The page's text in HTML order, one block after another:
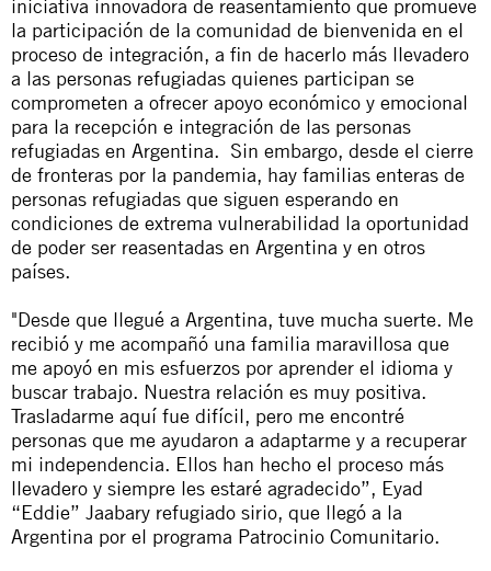
iniciativa innovadora de reasentamiento que promueve
la participación de la comunidad de bienvenida en el
proceso de integración, a fin de hacerlo más llevadero
a las personas refugiadas quienes participan se
comprometen a ofrecer apoyo económico y emocional
para la recepción e integración de las personas
refugiadas en Argentina. Sin embargo, desde el cierre
de fronteras por la pandemia, hay familias enteras de
personas refugiadas que siguen esperando en
condiciones de extrema vulnerabilidad la oportunidad
de poder ser reasentadas en Argentina y en otros
países.
"Desde que llegué a Argentina, tuve mucha suerte. Me
recibió y me acompañó una familia maravillosa que
me apoyó en mis esfuerzos por aprender el idioma y
buscar trabajo. Nuestra relación es muy positiva.
Trasladarme aquí fue difícil, pero me encontré
personas que me ayudaron a adaptarme y a recuperar
mi independencia. Ellos han hecho el proceso más
llevadero y siempre les estaré agradecido”, Eyad
“Eddie” Jaabary refugiado sirio, que llegó a la
Argentina por el programa Patrocinio Comunitario.